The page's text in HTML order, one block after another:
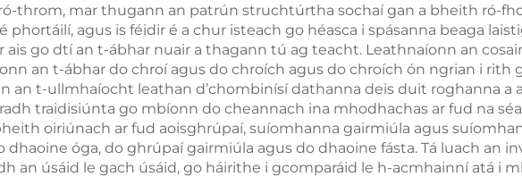
throm, mar thugann an patrún struchtúrtha sochaí gan a bheith ró-
agus is féidir é a chur isteach go héasca i spásanna beaga
ais go dtí an t-ábhar nuair a thagann tú ag teacht. Leathnaíonn an
an t-ábhar do chroí agus do chroích agus do chroích ón ngrian i rith
an t-ullmhaíocht leathan d’chombinísí dathanna deis duit roghanna a
traidisiúnta go mbíonn do cheannach ina mhodhachas ar fud na
oiriúnach ar fud aoisghrúpaí, suíomhanna gairmiúla agus
óga, do ghrúpaí gairmiúla agus do dhaoine fásta. Tá luach an
an úsáid le gach úsáid, go háirithe i gcomparáid le h-acmhainní atá i